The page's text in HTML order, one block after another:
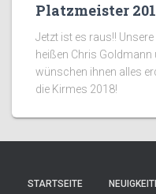
Platzmeister
Jetzt ist es raus!!
heißen Chris
wünschen ihnen alles
die Kirmes 2018!
STARTSEITE